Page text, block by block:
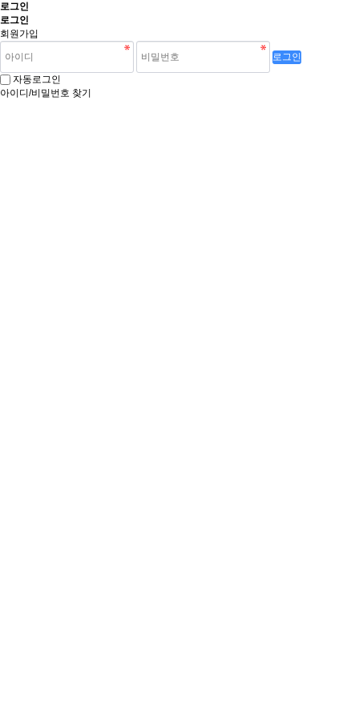
로그인
로그인
회원가입
로그인
자동로그인
아이디/비밀번호 찾기